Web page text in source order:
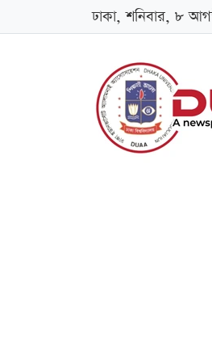
ঢাকা, শনিবার, ৮